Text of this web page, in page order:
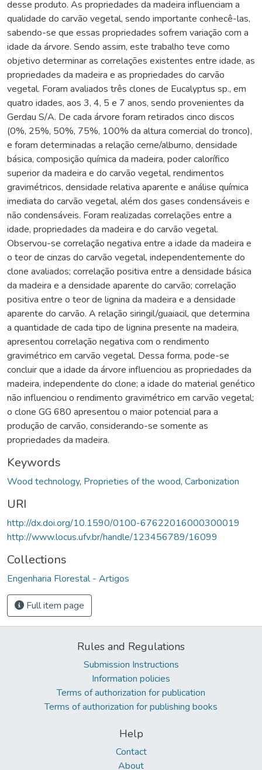
desse produto. As propriedades da madeira influenciam a
qualidade do carvão vegetal, sendo importante conhecê-las,
sabendo-se que essas propriedades sofrem variação com a
idade da árvore. Sendo assim, este trabalho teve como
objetivo determinar as correlações existentes entre idade, as
propriedades da madeira e as propriedades do carvão
vegetal. Foram avaliados três clones de Eucalyptus sp., em
quatro idades, aos 3, 4, 5 e 7 anos, sendo provenientes da
Gerdau S/A. De cada árvore foram retirados cinco discos
(0%, 25%, 50%, 75%, 100% da altura comercial do tronco),
e foram determinadas a relação cerne/alburno, densidade
básica, composição química da madeira, poder calorífico
superior da madeira e do carvão vegetal, rendimentos
gravimétricos, densidade relativa aparente e análise química
imediata do carvão vegetal, além dos gases condensáveis e
não condensáveis. Foram realizadas correlações entre a
idade, propriedades da madeira e do carvão vegetal.
Observou-se correlação negativa entre a idade da madeira e
o teor de cinzas do carvão vegetal, independentemente do
clone avaliados; correlação positiva entre a densidade básica
da madeira e a densidade aparente do carvão; correlação
positiva entre o teor de lignina da madeira e a densidade
aparente do carvão. A relação siringil/guaiacil, que determina
a quantidade de cada tipo de lignina presente na madeira,
apresentou correlação negativa com o rendimento
gravimétrico em carvão vegetal. Dessa forma, pode-se
concluir que a idade da árvore influenciou as propriedades da
madeira, independente do clone; a idade do material genético
não influenciou o rendimento gravimétrico em carvão vegetal;
o clone GG 680 apresentou o maior potencial para a
produção de carvão, considerando-se somente as
propriedades da madeira.
Keywords
Wood technology, Proprieties of the wood, Carbonization
URI
http://dx.doi.org/10.1590/0100-67622016000300019
http://www.locus.ufv.br/handle/123456789/16099
Collections
Engenharia Florestal - Artigos
Full item page
Rules and Regulations
Submission Instructions
Information policies
Terms of authorization for publication
Terms of authorization for publishing books
Help
Contact
About